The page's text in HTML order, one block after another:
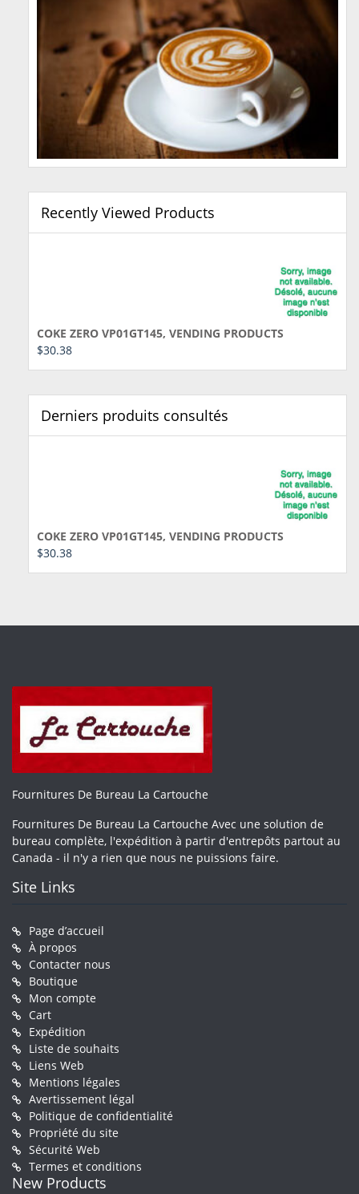
Recently Viewed Products
COKE ZERO VP01GT145, VENDING PRODUCTS
$30.38
Derniers produits consultés
COKE ZERO VP01GT145, VENDING PRODUCTS
$30.38
Fournitures De Bureau La Cartouche
Fournitures De Bureau La Cartouche Avec une solution de
bureau complète, l'expédition à partir d'entrepôts partout au
Canada - il n'y a rien que nous ne puissions faire.
Site Links
Page d’accueil
À propos
Contacter nous
Boutique
Mon compte
Cart
Expédition
Liste de souhaits
Liens Web
Mentions légales
Avertissement légal
Politique de confidentialité
Propriété du site
Sécurité Web
Termes et conditions
New Products